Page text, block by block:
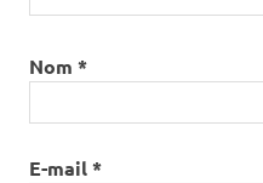
Nom *
E-mail*